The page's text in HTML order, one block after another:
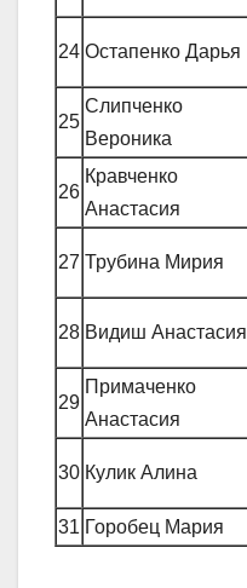
24 Остапенко Дарья
25
Слипченко
Вероника
26
Кравченко
Анастасия
27 Трубина Мирия
28 Видиш Анастасия
29
Примаченко
Анастасия
30 Кулик Алина
31 Горобец Мария